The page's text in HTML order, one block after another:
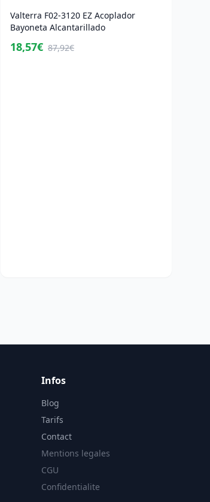
Valterra F02-3120 EZ Acoplador
Bayoneta Alcantarillado
18,57€ 87,92€
Infos
Blog
Tarifs
Contact
Mentions legales
CGU
Confidentialite